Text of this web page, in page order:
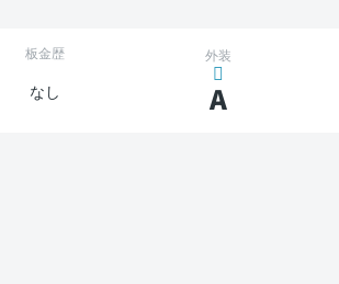
板金歴
なし
外装
A